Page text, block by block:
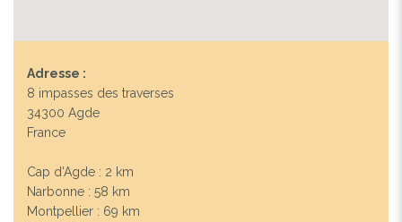
Adresse :
8 impasses des traverses
34300 Agde
France
Cap d'Agde : 2 km
Narbonne : 58 km
Montpellier : 69 km